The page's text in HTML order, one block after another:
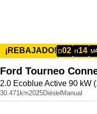
¡REBAJADO! D02 H14 M
Ford Tourneo
2.0 Ecoblue Active 90 kW
30.471km2025Diésel Manual